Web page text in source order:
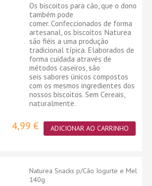
Os biscoitos para cão, que o dono
também pode
comer. Confeccionados de forma
artesanal, os biscoitos Naturea
são fiéis a uma produção
tradicional típica. Elaborados de
forma cuidada através de
métodos caseiros, são
seis sabores únicos compostos
com os mesmos ingredientes dos
nossos biscoitos. Sem Cereais,
naturalmente.
4,99 € ADICIONAR AO CARRINHO
Naturea Snacks p/Cão Iogurte e Mel
140g